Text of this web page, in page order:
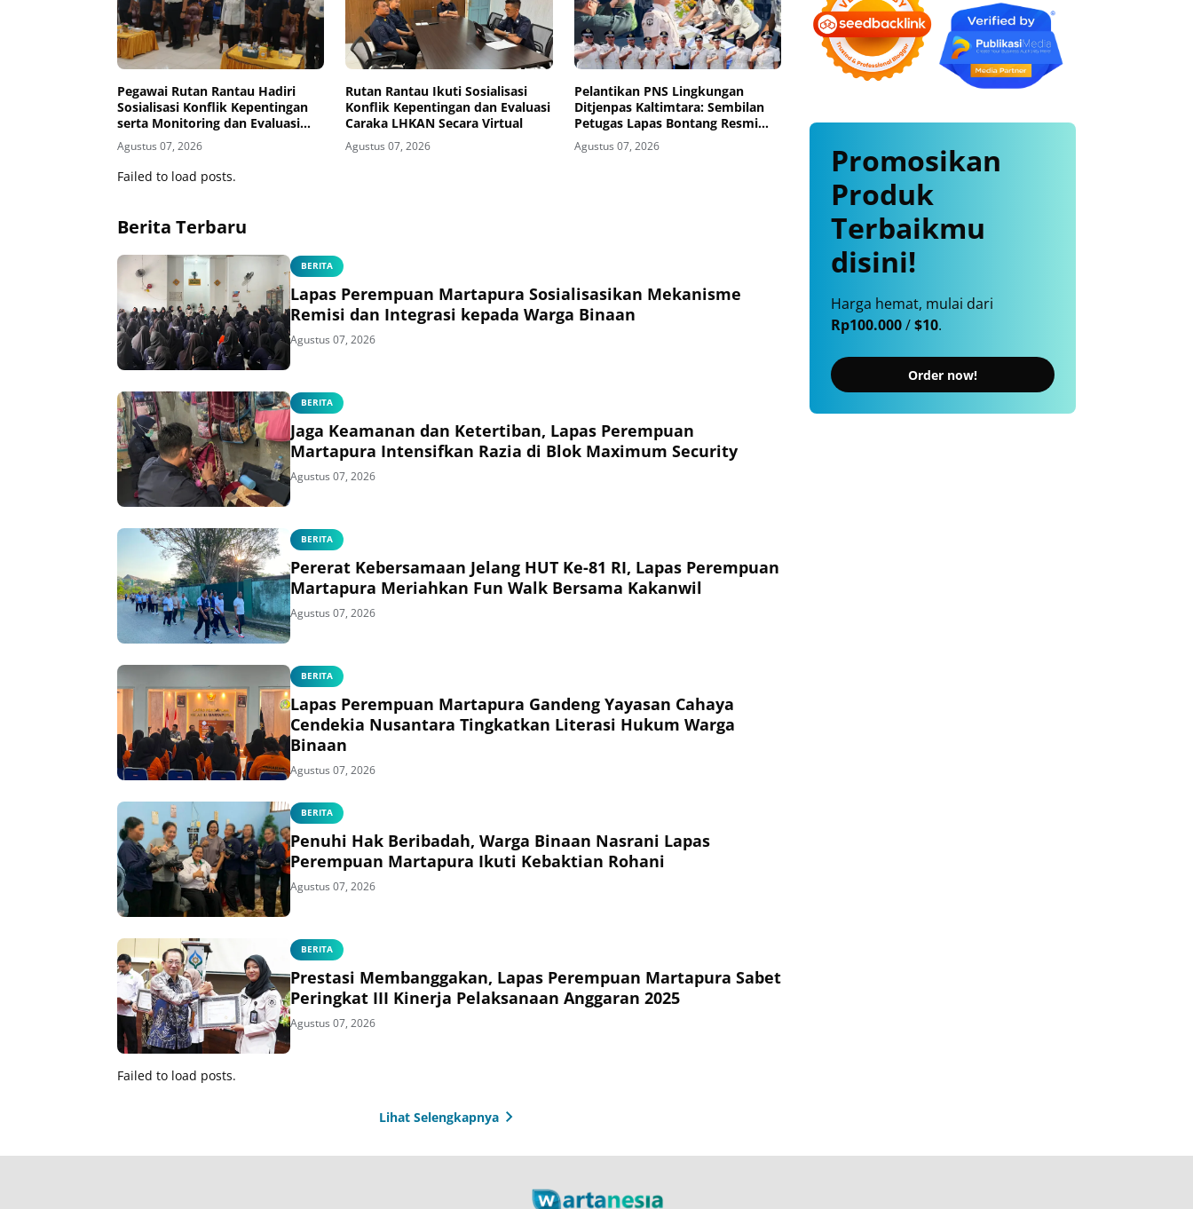
Pegawai Rutan Rantau Hadiri
Sosialisasi Konflik Kepentingan
serta Monitoring dan Evaluasi
Caraka LHKAN di Kanwil
Ditjenpas Kalsel
Agustus 07, 2026
Rutan Rantau Ikuti Sosialisasi
Konflik Kepentingan dan Evaluasi
Caraka LHKAN Secara Virtual
Agustus 07, 2026
Pelantikan PNS Lingkungan
Ditjenpas Kaltimtara: Sembilan
Petugas Lapas Bontang Resmi
Diangkat
Agustus 07, 2026
Failed to load posts.
Berita Terbaru
BERITA
Lapas Perempuan Martapura Sosialisasikan Mekanisme
Remisi dan Integrasi kepada Warga Binaan
Agustus 07, 2026
BERITA
Jaga Keamanan dan Ketertiban, Lapas Perempuan
Martapura Intensifkan Razia di Blok Maximum Security
Agustus 07, 2026
BERITA
Pererat Kebersamaan Jelang HUT Ke-81 RI, Lapas Perempuan
Martapura Meriahkan Fun Walk Bersama Kakanwil
Agustus 07, 2026
BERITA
Lapas Perempuan Martapura Gandeng Yayasan Cahaya
Cendekia Nusantara Tingkatkan Literasi Hukum Warga
Binaan
Agustus 07, 2026
BERITA
Penuhi Hak Beribadah, Warga Binaan Nasrani Lapas
Perempuan Martapura Ikuti Kebaktian Rohani
Agustus 07, 2026
BERITA
Prestasi Membanggakan, Lapas Perempuan Martapura Sabet
Peringkat III Kinerja Pelaksanaan Anggaran 2025
Agustus 07, 2026
Failed to load posts.
Lihat Selengkapnya
Promosikan
Produk
Terbaikmu
disini!
Harga hemat, mulai dari
Rp100.000/$10.
Order now!